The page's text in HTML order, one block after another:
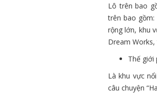
Lô trên bao
trên bao gồm:
rộng lớn, khu
Dream
Thế giới
Là khu vực
câu chuyện